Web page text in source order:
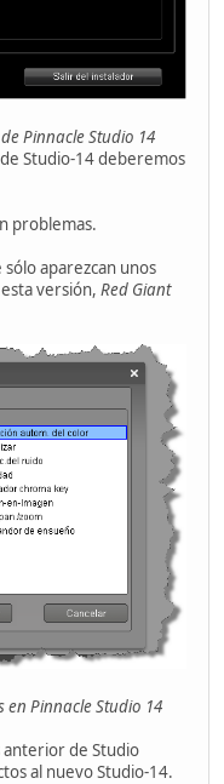
Pinnacle Studio 14
Studio-14 deberemos
problemas.
sólo aparezcan unos
versión, Red Giant
en Pinnacle Studio 14
anterior de Studio
al nuevo Studio-14.